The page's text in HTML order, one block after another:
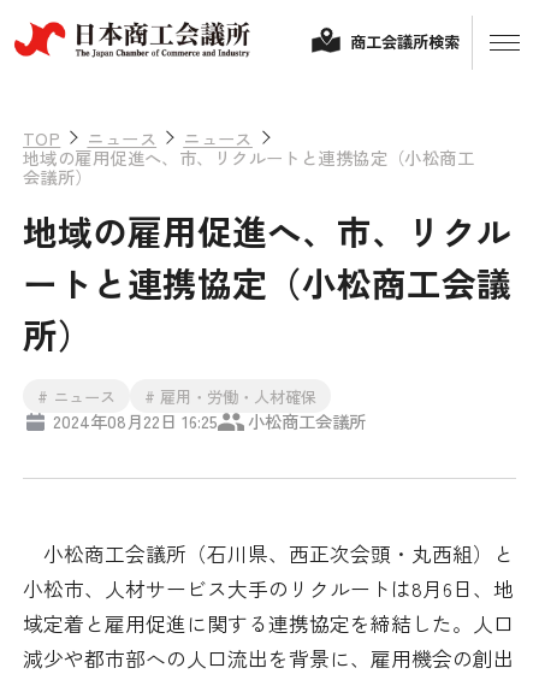
融資制度・補助金
検定試験
ビジネス交流
調査・研究
日本商工会議所とは
組織概要
商工会議所検索
TOP ニュース ニュース
地域の雇用促進へ、市、リクルートと連携協定（小松商工
会議所）
地域の雇用促進へ、市、リクル
ートと連携協定（小松商工会議
所）
# ニュース # 雇用・労働・人材確保
2024年08月22日 16:25 小松商工会議所
小松商工会議所（石川県、西正次会頭・丸西組）と
小松市、人材サービス大手のリクルートは8月6日、地
域定着と雇用促進に関する連携協定を締結した。人口
減少や都市部への人口流出を背景に、雇用機会の創出